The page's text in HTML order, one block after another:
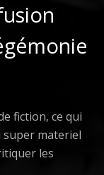
fiction, ce qui
super materiel
les